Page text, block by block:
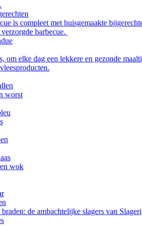
is compleet met huisgemaakte
barbecue.
om elke dag een lekkere en gezonde
worst
wok
de ambachtelijke slagers van